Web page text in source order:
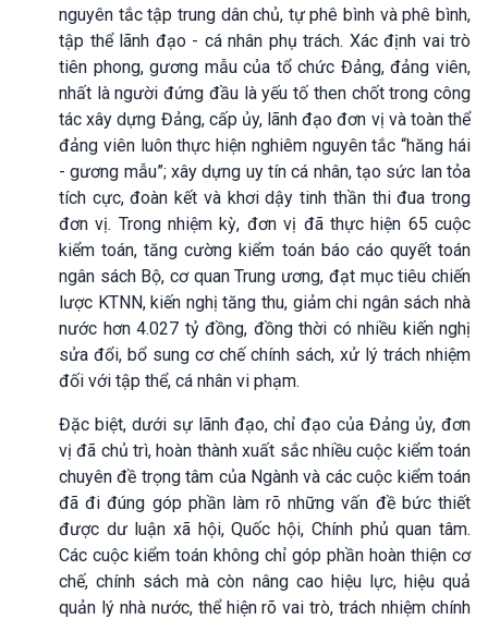
nguyên tắc tập trung dân chủ, tự phê bình và phê bình,
tập thể lãnh đạo - cá nhân phụ trách. Xác định vai trò
tiên phong, gương mẫu của tổ chức Đảng, đảng viên,
nhất là người đứng đầu là yếu tố then chốt trong công
tác xây dựng Đảng, cấp ủy, lãnh đạo đơn vị và toàn thể
đảng viên luôn thực hiện nghiêm nguyên tắc “hăng hái
- gương mẫu”; xây dựng uy tín cá nhân, tạo sức lan tỏa
tích cực, đoàn kết và khơi dậy tinh thần thi đua trong
đơn vị. Trong nhiệm kỳ, đơn vị đã thực hiện 65 cuộc
kiểm toán, tăng cường kiểm toán báo cáo quyết toán
ngân sách Bộ, cơ quan Trung ương, đạt mục tiêu chiến
lược KTNN, kiến nghị tăng thu, giảm chi ngân sách nhà
nước hơn 4.027 tỷ đồng, đồng thời có nhiều kiến nghị
sửa đổi, bổ sung cơ chế chính sách, xử lý trách nhiệm
đối với tập thể, cá nhân vi phạm.
Đặc biệt, dưới sự lãnh đạo, chỉ đạo của Đảng ủy, đơn
vị đã chủ trì, hoàn thành xuất sắc nhiều cuộc kiểm toán
chuyên đề trọng tâm của Ngành và các cuộc kiểm toán
đã đi đúng góp phần làm rõ những vấn đề bức thiết
được dư luận xã hội, Quốc hội, Chính phủ quan tâm.
Các cuộc kiểm toán không chỉ góp phần hoàn thiện cơ
chế, chính sách mà còn nâng cao hiệu lực, hiệu quả
quản lý nhà nước, thể hiện rõ vai trò, trách nhiệm chính